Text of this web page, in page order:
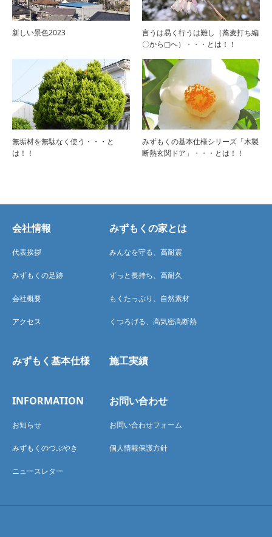
新しい景色2023
言うは易く行うは難し（蕎麦打ち編
〇から▢へ）・・・とは！！
無垢材を無駄なく使う・・・と
は！！
みずもくの基本仕様シリーズ「木製
断熱玄関ドア」・・・とは！！
会社情報
代表挨拶
みずもくの足跡
会社概要
アクセス
みずもくの家とは
みんなを守る、高耐震
ずっと長持ち、高耐久
もくたっぷり、自然素材
くつろげる、高気密高断熱
みずもく基本仕様 施工実績
INFORMATION
お知らせ
みずもくのつぶやき
ニュースレター
お問い合わせ
お問い合わせフォーム
個人情報保護方針